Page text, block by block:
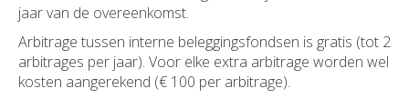
jaar van de overeenkomst.
Arbitrage tussen interne beleggingsfondsen is gratis (tot 2
arbitrages per jaar). Voor elke extra arbitrage worden wel
kosten aangerekend (€ 100 per arbitrage).